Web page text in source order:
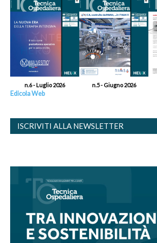
n.6 - Luglio 2026 n.5 - Giugno 2026
Edicola Web
ISCRIVITI ALLA NEWSLETTER